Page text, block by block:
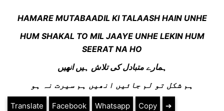
HAMARE MUTABAADIL KI TALAASH HAIN UNHE
HUM SHAKAL TO MIL JAAYE UNHE LEKIN HUM
SEERAT NA HO
ہمارے متبادل کی تلاش ہیں انھیں
ہم شکل تو لم جائیں انھیں ہم سیرت نہ ہو
Translate Facebook Whatsapp Copy ➔